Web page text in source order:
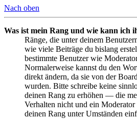
Nach oben
Was ist mein Rang und wie kann ich
Ränge, die unter deinem
wie viele Beiträge du bislang
bestimmte Benutzer wie
Normalerweise kannst du den
direkt ändern, da sie von der
wurden. Bitte schreibe keine
deinen Rang zu erhöhen — die
Verhalten nicht und ein
deinen Rang unter Umständen